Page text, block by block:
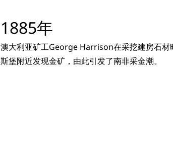
1885年
澳大利亚矿工George Harrison在采挖建房石材
斯堡附近发现金矿，由此引发了南非采金潮。